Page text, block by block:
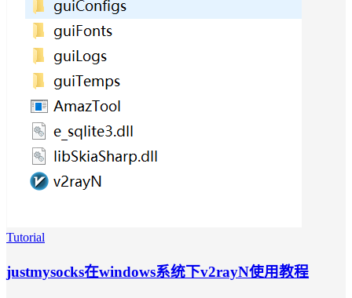
Tutorial
justmysocks在windows系统下v2rayN使用教程